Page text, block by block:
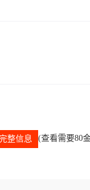
整信息 (查看需要80